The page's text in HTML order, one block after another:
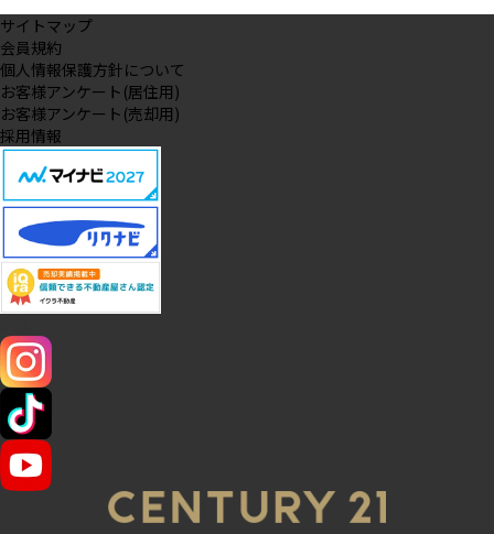
サイトマップ
会員規約
個人情報保護方針について
お客様アンケート(居住用)
お客様アンケート(売却用)
採用情報